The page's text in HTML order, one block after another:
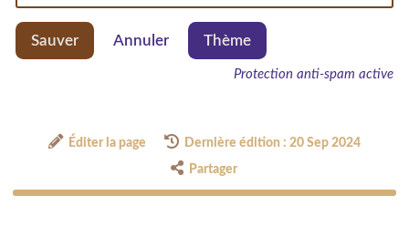
Sauver Annuler Thème
Protection anti-spam active
Éditer la page Dernière édition : 20 Sep 2024
Partager